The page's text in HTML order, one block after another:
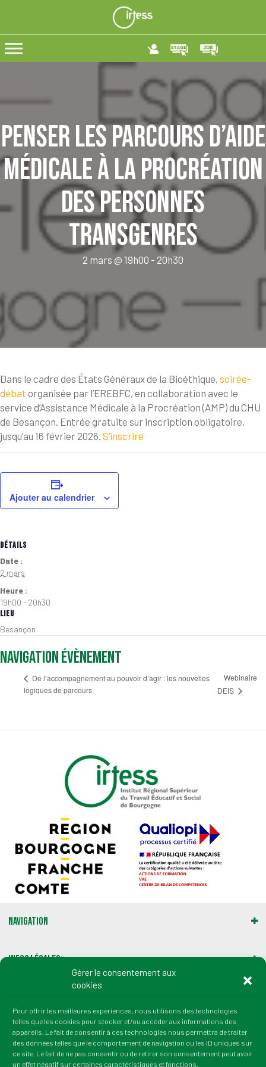
Gérer le consentement aux
cookies
Pour offrir les meilleures expériences, nous utilisons des technologies
telles que les cookies pour stocker et/ou accéder aux informations des
appareils. Le fait de consentir à ces technologies nous permettra de traiter
des données telles que le comportement de navigation ou les ID uniques sur
ce site. Le fait de ne pas consentir ou de retirer son consentement peut avoir
un effet négatif sur certaines caractéristiques et fonctions.
Penser les parcours d’Aide
Médicale à la Procréation
des personnes
transgenres
2 mars @ 19h00 - 20h30
DÉTAILS
Date :
2 mars
Heure :
19h00 - 20h30
LIEU
Besançon
Dans le cadre des États Généraux de la Bioéthique, soirée-
débat organisée par l’EREBFC, en collaboration avec le
service d’Assistance Médicale à la Procréation (AMP) du CHU
de Besançon. Entrée gratuite sur inscription obligatoire,
jusqu’au 16 février 2026. S’inscrire
Ajouter au calendrier
Navigation Évènement
De l’accompagnement au pouvoir d’agir : les nouvelles
logiques de parcours
Webinaire
DEIS
Navigation
Infos légales
Adresse :
2 rue du Professeur Marion
21000 Dijon